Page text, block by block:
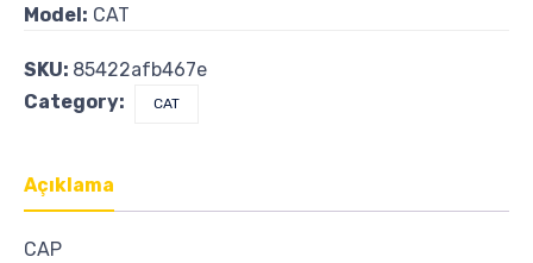
Model: CAT
SKU: 85422afb467e
Category:
CAT
Açıklama
CAP